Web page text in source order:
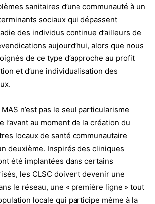
sanitaires d’une communauté à un
sociaux qui dépassent
des individus continue d’ailleurs de
aujourd’hui, alors que nous
de ce type d’approche au profit
et d’une individualisation des
MAS n’est pas le seul particularisme
l’avant au moment de la création du
locaux de santé communautaire
deuxième. Inspirés des cliniques
été implantées dans certains
les CLSC doivent devenir une
le réseau, une « première ligne » tout
locale qui participe même à la